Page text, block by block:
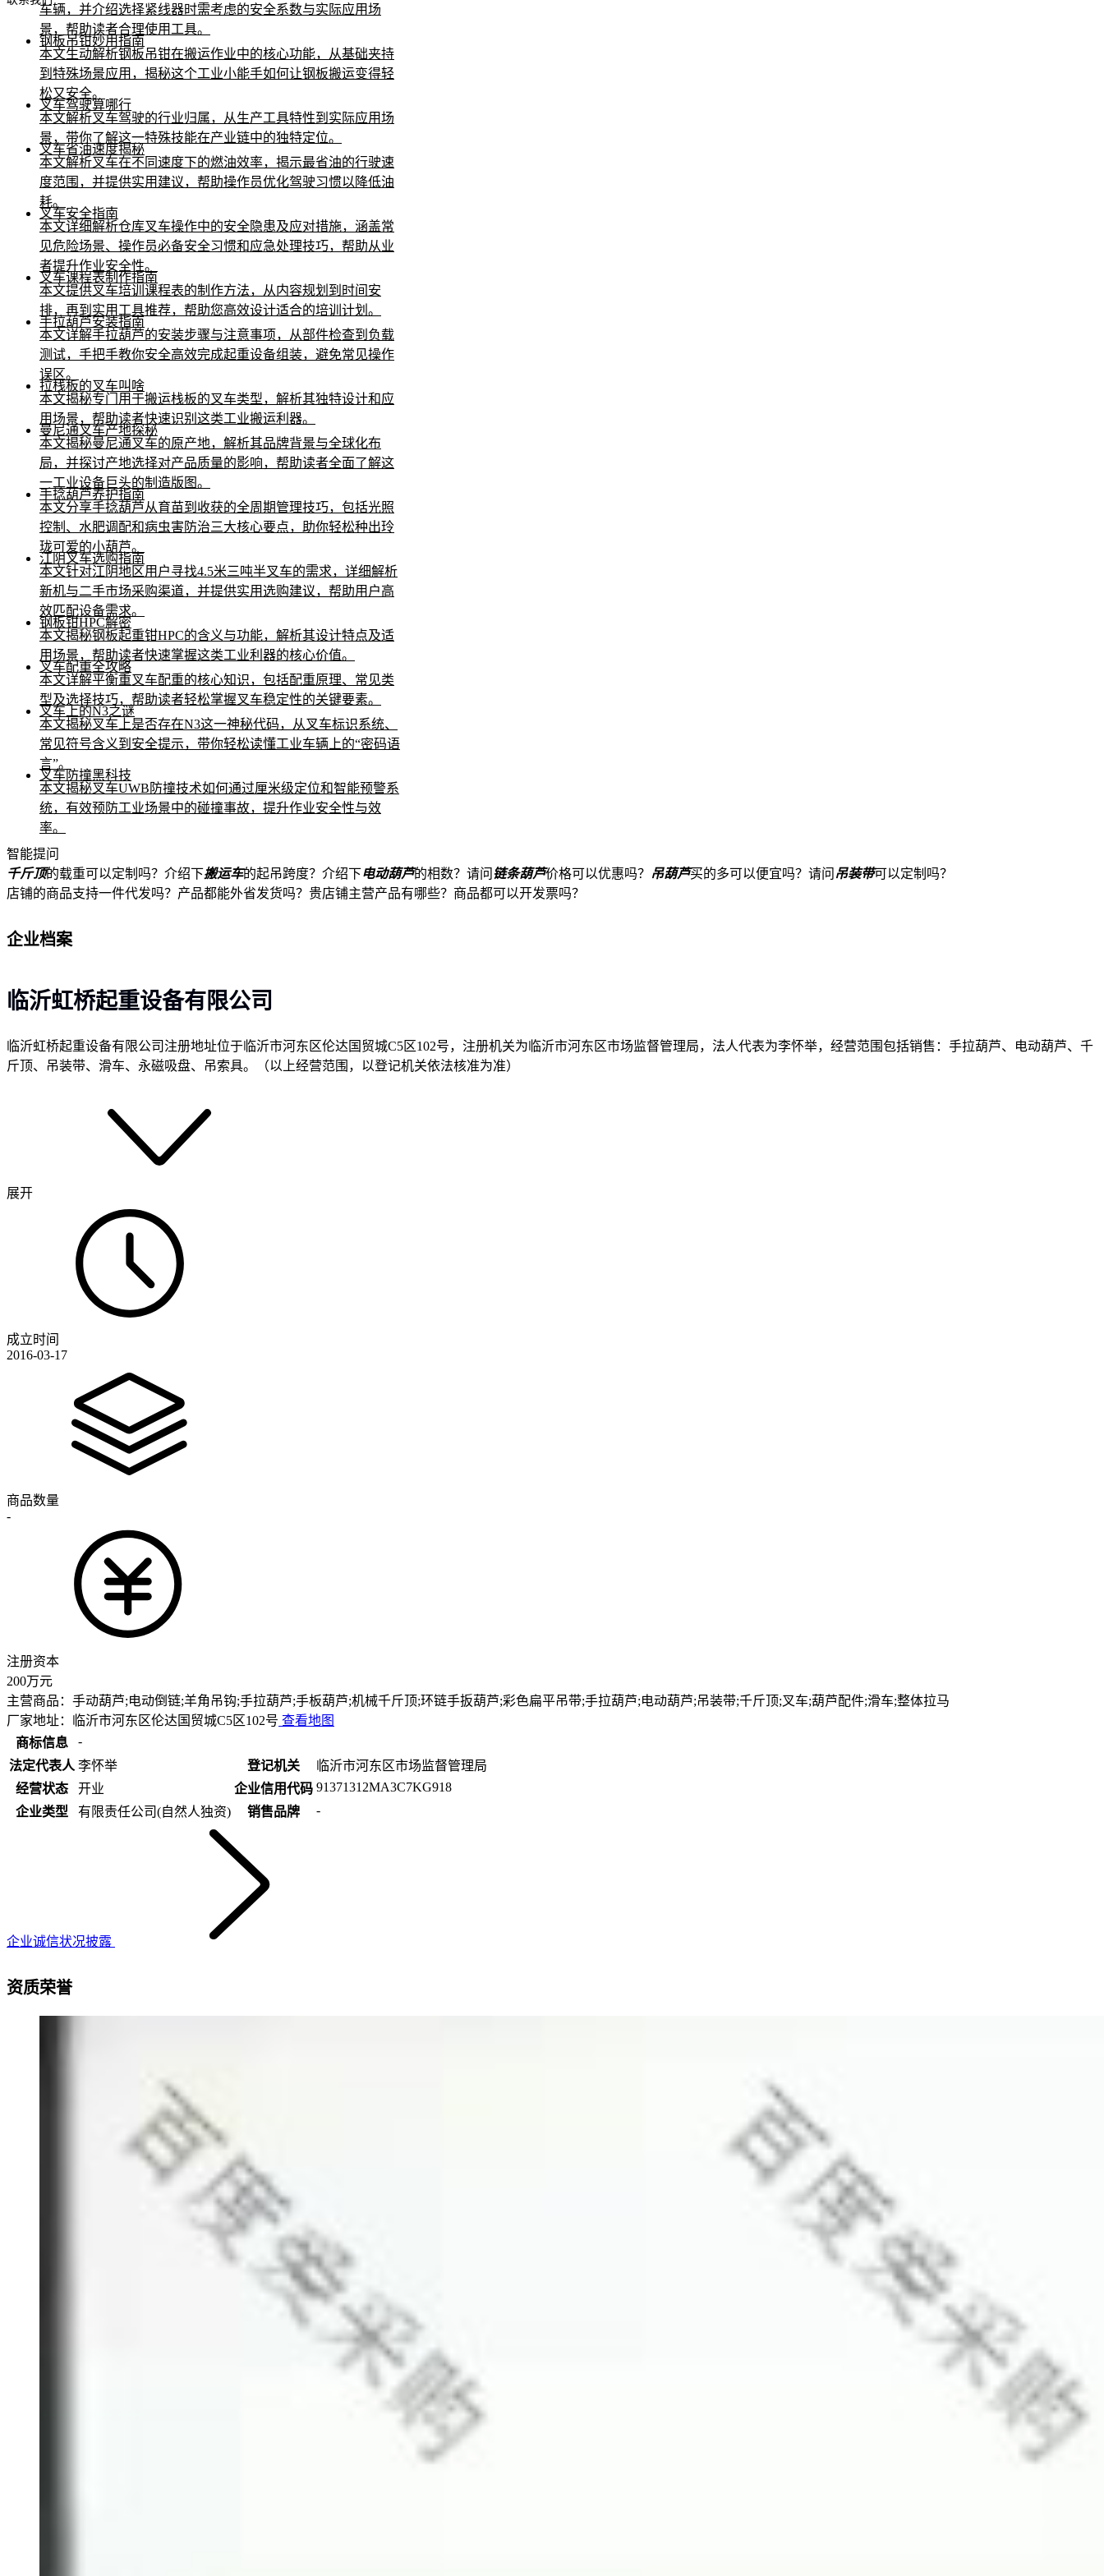
车辆，并介绍选择紧线器时需考虑的安全系数与实际应用场
景，帮助读者合理使用工具。
钢板吊钳妙用指南
本文生动解析钢板吊钳在搬运作业中的核心功能，从基础夹持
到特殊场景应用，揭秘这个工业小能手如何让钢板搬运变得轻
松又安全。
叉车驾驶算哪行
本文解析叉车驾驶的行业归属，从生产工具特性到实际应用场
景，带你了解这一特殊技能在产业链中的独特定位。
叉车省油速度揭秘
本文解析叉车在不同速度下的燃油效率，揭示最省油的行驶速
度范围，并提供实用建议，帮助操作员优化驾驶习惯以降低油
耗。
叉车安全指南
本文详细解析仓库叉车操作中的安全隐患及应对措施，涵盖常
见危险场景、操作员必备安全习惯和应急处理技巧，帮助从业
者提升作业安全性。
叉车课程表制作指南
本文提供叉车培训课程表的制作方法，从内容规划到时间安
排，再到实用工具推荐，帮助您高效设计适合的培训计划。
手拉葫芦安装指南
本文详解手拉葫芦的安装步骤与注意事项，从部件检查到负载
测试，手把手教你安全高效完成起重设备组装，避免常见操作
误区。
拉栈板的叉车叫啥
本文揭秘专门用于搬运栈板的叉车类型，解析其独特设计和应
用场景，帮助读者快速识别这类工业搬运利器。
曼尼通叉车产地探秘
本文揭秘曼尼通叉车的原产地，解析其品牌背景与全球化布
局，并探讨产地选择对产品质量的影响，帮助读者全面了解这
一工业设备巨头的制造版图。
手捻葫芦养护指南
本文分享手捻葫芦从育苗到收获的全周期管理技巧，包括光照
控制、水肥调配和病虫害防治三大核心要点，助你轻松种出玲
珑可爱的小葫芦。
江阴叉车选购指南
本文针对江阴地区用户寻找4.5米三吨半叉车的需求，详细解析
新机与二手市场采购渠道，并提供实用选购建议，帮助用户高
效匹配设备需求。
钢板钳HPC解密
本文揭秘钢板起重钳HPC的含义与功能，解析其设计特点及适
用场景，帮助读者快速掌握这类工业利器的核心价值。
叉车配重全攻略
本文详解平衡重叉车配重的核心知识，包括配重原理、常见类
型及选择技巧，帮助读者轻松掌握叉车稳定性的关键要素。
叉车上的N3之谜
本文揭秘叉车上是否存在N3这一神秘代码，从叉车标识系统、
常见符号含义到安全提示，带你轻松读懂工业车辆上的“密码语
言”。
叉车防撞黑科技
本文揭秘叉车UWB防撞技术如何通过厘米级定位和智能预警系
统，有效预防工业场景中的碰撞事故，提升作业安全性与效
率。
智能提问
千斤顶的载重可以定制吗？ 介绍下搬运车的起吊跨度？ 介绍下电动葫芦的相数？ 请问 链条葫芦价格可以优惠吗？ 吊葫芦买的多可以便宜吗？ 请问 吊装带可以定制吗？
店铺的商品支持一件代发吗？ 产品都能外省发货吗？ 贵店铺主营产品有哪些？ 商品都可以开发票吗？
企业档案
临沂虹桥起重设备有限公司
临沂虹桥起重设备有限公司注册地址位于临沂市河东区伦达国贸城C5区102号，注册机关为临沂市河东区市场监督管理局，法人代表为李怀举，经营范围包括销售：手拉葫芦、电动葫芦、千
斤顶、吊装带、滑车、永磁吸盘、吊索具。（以上经营范围，以登记机关依法核准为准）
展开
成立时间
2016-03-17
商品数量
-
注册资本
200万元
主营商品： 手动葫芦;电动倒链;羊角吊钩;手拉葫芦;手板葫芦;机械千斤顶;环链手扳葫芦;彩色扁平吊带;手拉葫芦;电动葫芦;吊装带;千斤顶;叉车;葫芦配件;滑车;整体拉马
厂家地址：
临沂市河东区伦达国贸城C5区102号 查看地图
商标信息
-
法定代表人 李怀举 登记机关
临沂市河东区市场监督管理局
经营状态
开业 企业信用代码 91371312MA3C7KG918
企业类型
有限责任公司(自然人独资) 销售品牌 -
企业诚信状况披露
资质荣誉